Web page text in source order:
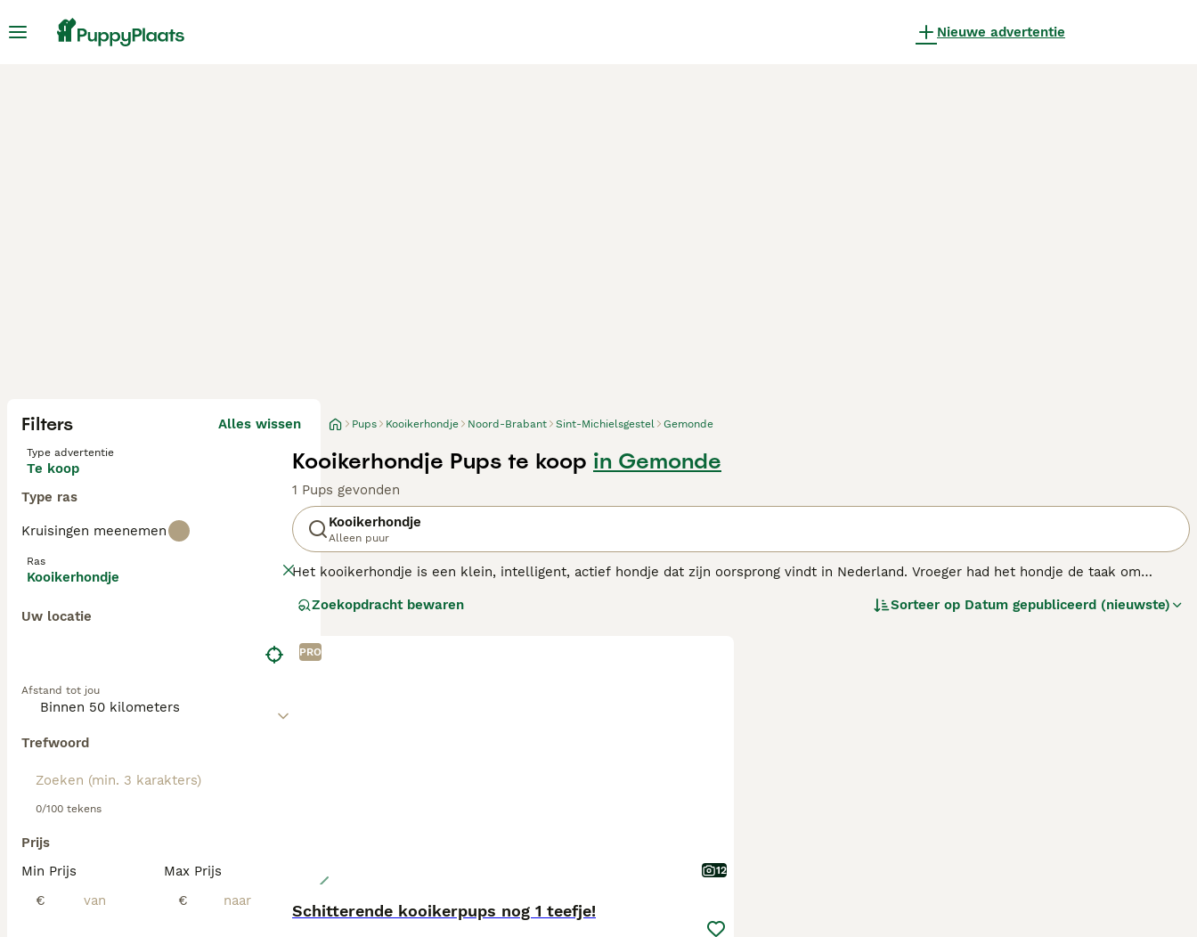
Nieuwe advertentie
Filters Alles wissen
Type advertentie
Te koop
Type ras
Kruisingen meenemen
Ras
Kooikerhondje
Uw locatie
Afstand tot jou
Trefwoord
0/100 tekens
Prijs
Min Prijs
€
Max Prijs
€
Pups Kooikerhondje Noord-Brabant Sint-Michielsgestel Gemonde
Kooikerhondje Pups te koop in Gemonde
1 Pups gevonden
Kooikerhondje
Alleen puur
Het kooikerhondje is een klein, intelligent, actief hondje dat zijn oorsprong vindt in Nederland. Vroeger had het hondje de taak om
Nova Scotia Duck Tolling Retriever.
Lees onze
Zoekopdracht bewaren Sorteer op Datum gepubliceerd (nieuwste)
PRO
12
Schitterende kooikerpups nog 1 teefje!